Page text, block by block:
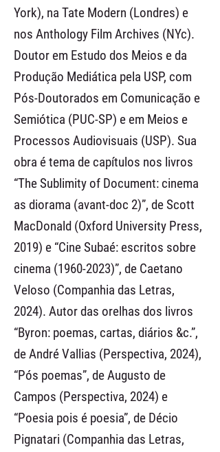
York), na Tate Modern (Londres) e
nos Anthology Film Archives (NYc).
Doutor em Estudo dos Meios e da
Produção Mediática pela USP, com
Pós-Doutorados em Comunicação e
Semiótica (PUC-SP) e em Meios e
Processos Audiovisuais (USP). Sua
obra é tema de capítulos nos livros
“The Sublimity of Document: cinema
as diorama (avant-doc 2)”, de Scott
MacDonald (Oxford University Press,
2019) e “Cine Subaé: escritos sobre
cinema (1960-2023)”, de Caetano
Veloso (Companhia das Letras,
2024). Autor das orelhas dos livros
“Byron: poemas, cartas, diários &c.”,
de André Vallias (Perspectiva, 2024),
“Pós poemas”, de Augusto de
Campos (Perspectiva, 2024) e
“Poesia pois é poesia”, de Décio
Pignatari (Companhia das Letras,